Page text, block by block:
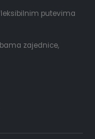
putevima
zajednice,